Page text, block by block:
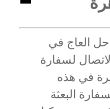
العاج في
لسفارة
في هذه
البعثة